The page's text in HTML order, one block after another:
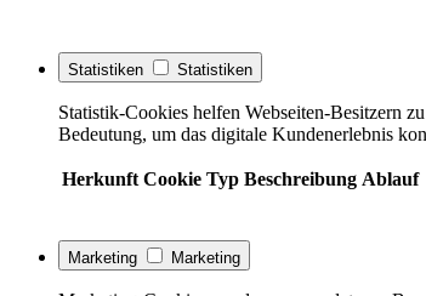
Statistiken Statistiken
Statistik-Cookies helfen Webseiten-Besitzern
Bedeutung, um das digitale Kundenerlebnis
Herkunft Cookie Typ Beschreibung Ablauf
Marketing Marketing